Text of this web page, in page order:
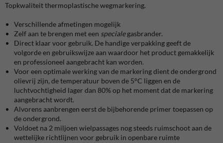
Topkwaliteit thermoplastische wegmarkering.
Verschillende afmetingen mogelijk
Zelf aan te brengen met een specialegasbrander.
Direct klaar voor gebruik. De handige verpakking geeft de
volgorde en gebruikswijze aan waardoor het product gemakkelijk
en professioneel aangebracht kan worden.
Voor een optimale werking van de markering dient de ondergrond
olievrij zijn, de temperatuur boven de 5°C liggen en de
luchtvochtigheid lager dan 80% op het moment dat de markering
aangebracht wordt.
Alvorens aanbrengen eerst de bijbehorende primer toepassen op
de ondergrond.
Voldoet na 2 miljoen wielpassages nog steeds ruimschoot aan de
wettelijke richtlijnen voor gebruik in openbare ruimte